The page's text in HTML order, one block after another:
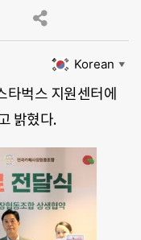
Korean ▼
타벅스 지원센터에
밝혔다.